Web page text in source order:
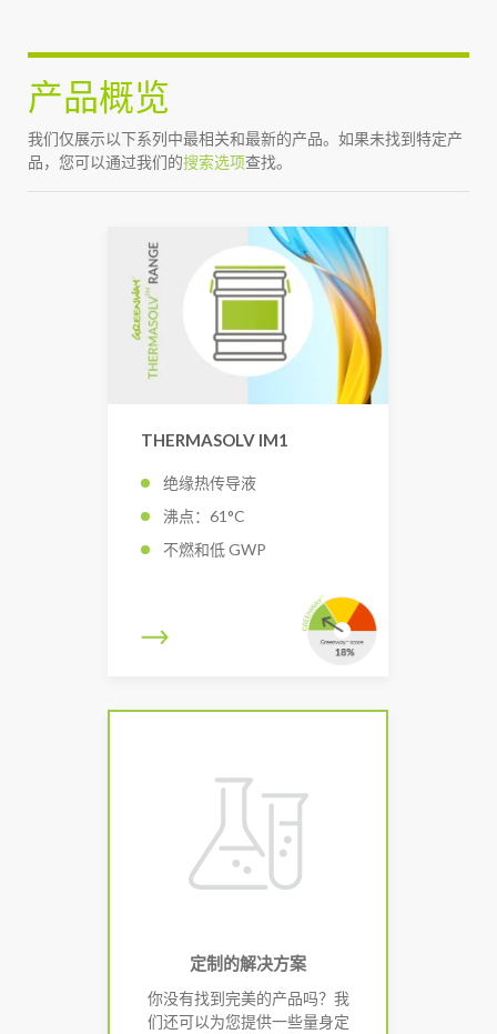
产品概览
我们仅展示以下系列中最相关和最新的产品。如果未找到特定产
品，您可以通过我们的搜索选项查找。
THERMASOLV IM1
绝缘热传导液
沸点：61°C
不燃和低 GWP
定制的解决方案
你没有找到完美的产品吗？我
们还可以为您提供一些量身定